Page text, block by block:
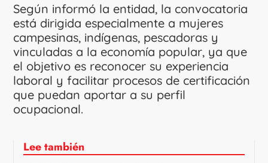
Según informó la entidad, la convocatoria
está dirigida especialmente a mujeres
campesinas, indígenas, pescadoras y
vinculadas a la economía popular, ya que
el objetivo es reconocer su experiencia
laboral y facilitar procesos de certificación
que puedan aportar a su perfil
ocupacional.
Lee también